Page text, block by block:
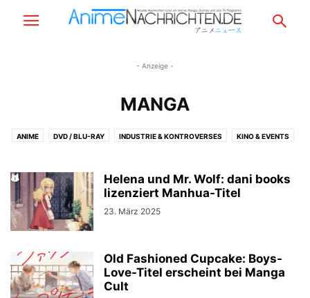
- Anzeige -
MANGA
ANIME DVD / BLU-RAY INDUSTRIE & KONTROVERSES KINO & EVENTS
Helena und Mr. Wolf: dani books
lizenziert Manhua-Titel
23. März 2025
Old Fashioned Cupcake: Boys-
Love-Titel erscheint bei Manga
Cult